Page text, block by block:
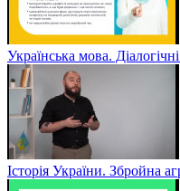
Українська мова.
Історія України. Збройна